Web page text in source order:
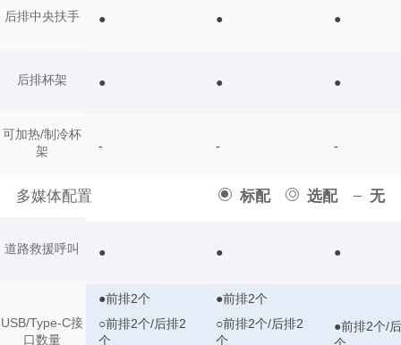
后排中央扶手
后排杯架
可加热/制冷杯
架
多媒体配置 标配 选配 无
道路救援呼叫
USB/Type-C接
口数量
● ● ●
● ● ●
- - -
● ● ●
●前排2个
○前排2个/后排2
个
●前排2个
○前排2个/后排2
个
●前排2个/